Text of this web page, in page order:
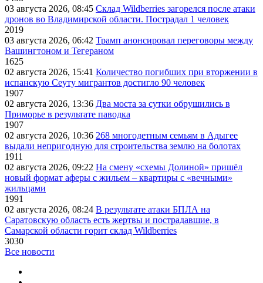
03 августа 2026, 08:45 Склад Wildberries загорелся после атаки
дронов во Владимирской области. Пострадал 1 человек
2019
03 августа 2026, 06:42 Трамп анонсировал переговоры между
Вашингтоном и Тегераном
1625
02 августа 2026, 15:41 Количество погибших при вторжении в
испанскую Сеуту мигрантов достигло 90 человек
1907
02 августа 2026, 13:36 Два моста за сутки обрушились в
Приморье в результате паводка
1907
02 августа 2026, 10:36 268 многодетным семьям в Адыгее
выдали непригодную для строительства землю на болотах
1911
02 августа 2026, 09:22 На смену «схемы Долиной» пришёл
новый формат аферы с жильем – квартиры с «вечными»
жильцами
1991
02 августа 2026, 08:24 В результате атаки БПЛА на
Саратовскую область есть жертвы и пострадавшие, в
Самарской области горит склад Wildberries
3030
Все новости